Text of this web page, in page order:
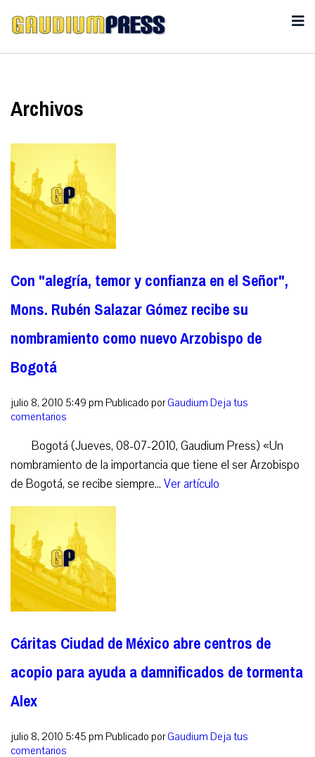
Archivos
Con "alegría, temor y confianza en el Señor",
Mons. Rubén Salazar Gómez recibe su
nombramiento como nuevo Arzobispo de
Bogotá
julio 8, 2010 5:49 pm Publicado porGaudium Deja tus
comentarios
Bogotá (Jueves, 08-07-2010, Gaudium Press) «Un
nombramiento de la importancia que tiene el ser Arzobispo
de Bogotá, se recibe siempre... Ver artículo
Cáritas Ciudad de México abre centros de
acopio para ayuda a damnificados de tormenta
Alex
julio 8, 2010 5:45 pm Publicado porGaudium Deja tus
comentarios